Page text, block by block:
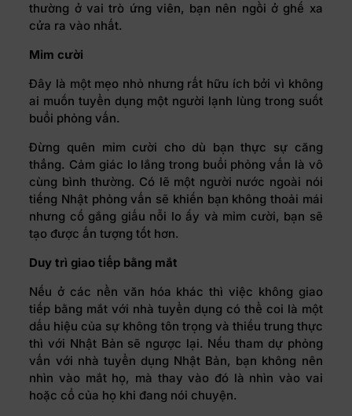
thường ở vai trò ứng viên, bạn nên ngồi ở ghế xa
cửa ra vào nhất.
Mỉm cười
Đây là một mẹo nhỏ nhưng rất hữu ích bởi vì không
ai muốn tuyển dụng một người lạnh lùng trong suốt
buổi phỏng vấn.
Đừng quên mỉm cười cho dù bạn thực sự căng
thẳng. Cảm giác lo lắng trong buổi phỏng vấn là vô
cùng bình thường. Có lẽ một người nước ngoài nói
tiếng Nhật phỏng vấn sẽ khiến bạn không thoải mái
nhưng cố gắng giấu nỗi lo ấy và mỉm cười, bạn sẽ
tạo được ấn tượng tốt hơn.
Duy trì giao tiếp bằng mắt
Nếu ở các nền văn hóa khác thì việc không giao
tiếp bằng mắt với nhà tuyển dụng có thể coi là một
dấu hiệu của sự không tôn trọng và thiếu trung thực
thì với Nhật Bản sẽ ngược lại. Nếu tham dự phỏng
vấn với nhà tuyển dụng Nhật Bản, bạn không nên
nhìn vào mắt họ, mà thay vào đó là nhìn vào vai
hoặc cổ của họ khi đang nói chuyện.